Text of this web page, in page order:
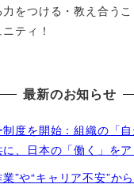
をつける・教え合う
ティ！
最新のお知らせ
度を開始：組織の「
、日本の「働く」を
”や“キャリア不安”か